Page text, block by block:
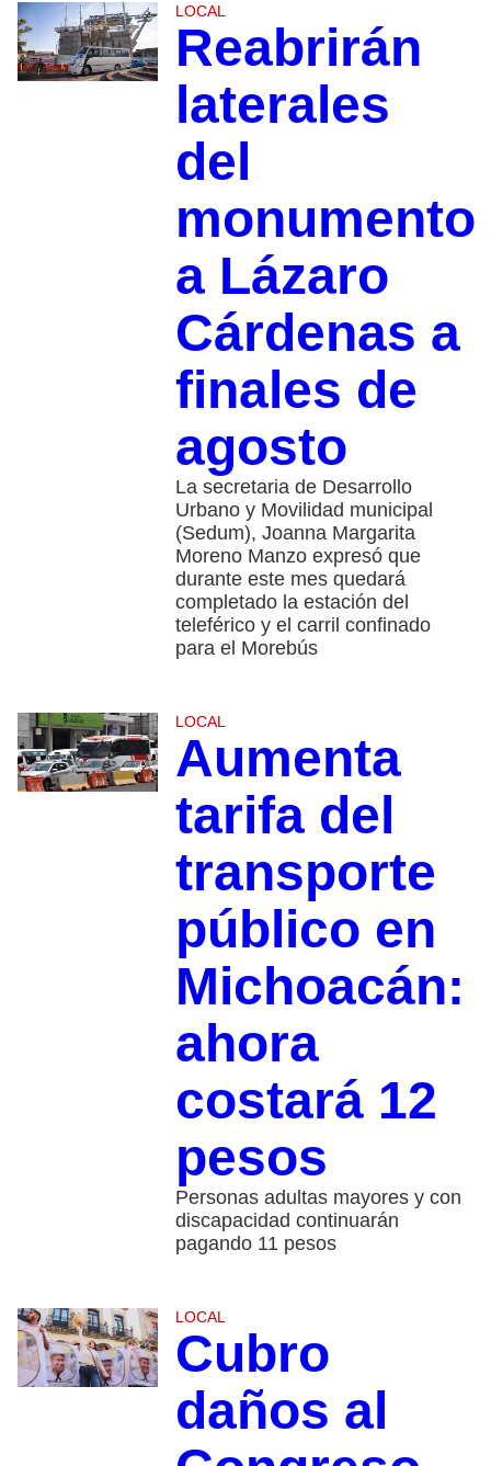
LOCAL
Reabrirán
laterales
del
monumento
a Lázaro
Cárdenas a
finales de
agosto
La secretaria de Desarrollo
Urbano y Movilidad municipal
(Sedum), Joanna Margarita
Moreno Manzo expresó que
durante este mes quedará
completado la estación del
teleférico y el carril confinado
para el Morebús
LOCAL
Aumenta
tarifa del
transporte
público en
Michoacán:
ahora
costará 12
pesos
Personas adultas mayores y con
discapacidad continuarán
pagando 11 pesos
LOCAL
Cubro
daños al